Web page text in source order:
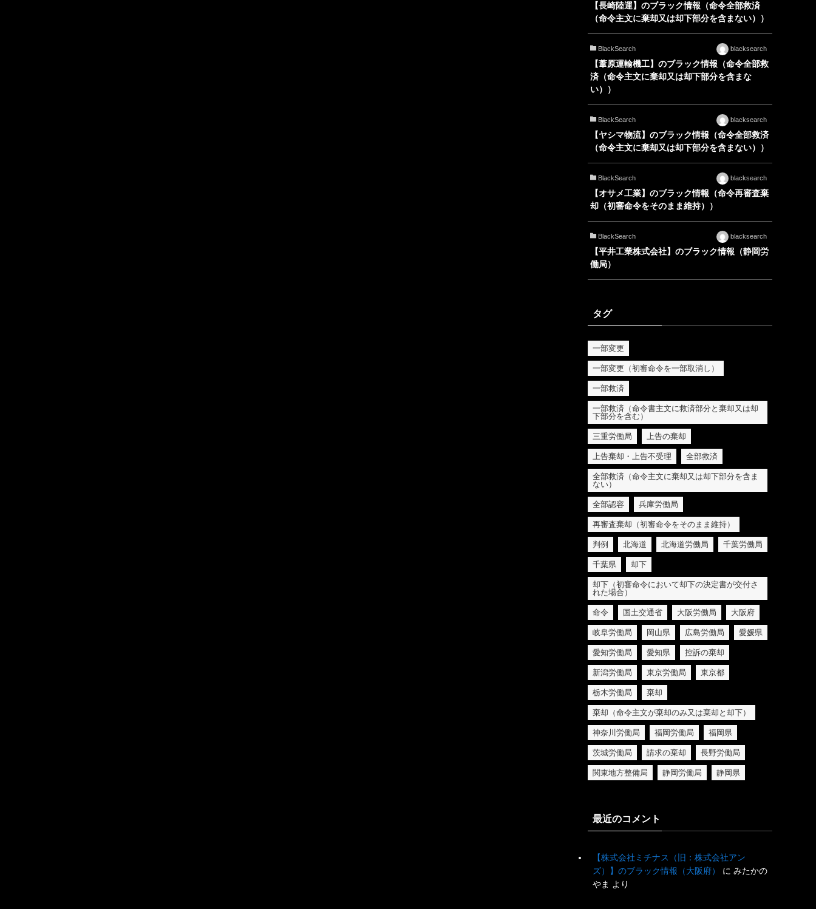
【長崎陸運】のブラック情報（命令全部救済
（命令主文に棄却又は却下部分を含まない））
BlackSearch blacksearch
【葦原運輸機工】のブラック情報（命令全部救
済（命令主文に棄却又は却下部分を含まな
い））
BlackSearch blacksearch
【ヤシマ物流】のブラック情報（命令全部救済
（命令主文に棄却又は却下部分を含まない））
BlackSearch blacksearch
【オサメ工業】のブラック情報（命令再審査棄
却（初審命令をそのまま維持））
BlackSearch blacksearch
【平井工業株式会社】のブラック情報（静岡労
働局）
タグ
一部変更
一部変更（初審命令を一部取消し）
一部救済
一部救済（命令書主文に救済部分と棄却又は却
下部分を含む）
三重労働局 上告の棄却
上告棄却・上告不受理 全部救済
全部救済（命令主文に棄却又は却下部分を含ま
ない）
全部認容 兵庫労働局
再審査棄却（初審命令をそのまま維持）
判例 北海道 北海道労働局 千葉労働局
千葉県 却下
却下（初審命令において却下の決定書が交付さ
れた場合）
命令 国土交通省 大阪労働局 大阪府
岐阜労働局 岡山県 広島労働局 愛媛県
愛知労働局 愛知県 控訴の棄却
新潟労働局 東京労働局 東京都
栃木労働局 棄却
棄却（命令主文が棄却のみ又は棄却と却下）
神奈川労働局 福岡労働局 福岡県
茨城労働局 請求の棄却 長野労働局
関東地方整備局 静岡労働局 静岡県
最近のコメント
【株式会社ミチナス（旧：株式会社アン
ズ）】のブラック情報（大阪府）
に みたかの
やま より